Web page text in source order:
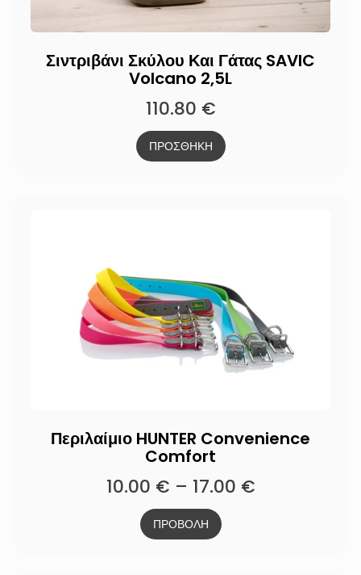
Σιντριβάνι Σκύλου Και Γάτας SAVIC
Volcano 2,5L
110.80 €
ΠΡΟΣΘΗΚΗ
Περιλαίμιο HUNTER Convenience
Comfort
10.00 € – 17.00 €
ΠΡΟΒΟΛΗ